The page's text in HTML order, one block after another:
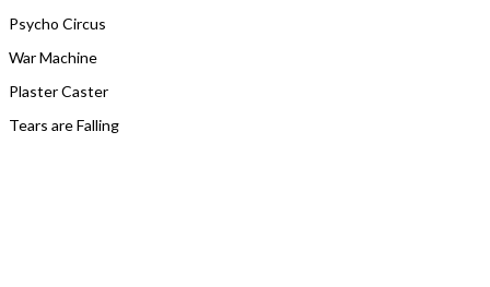
Psycho Circus
War Machine
Plaster Caster
Tears are Falling